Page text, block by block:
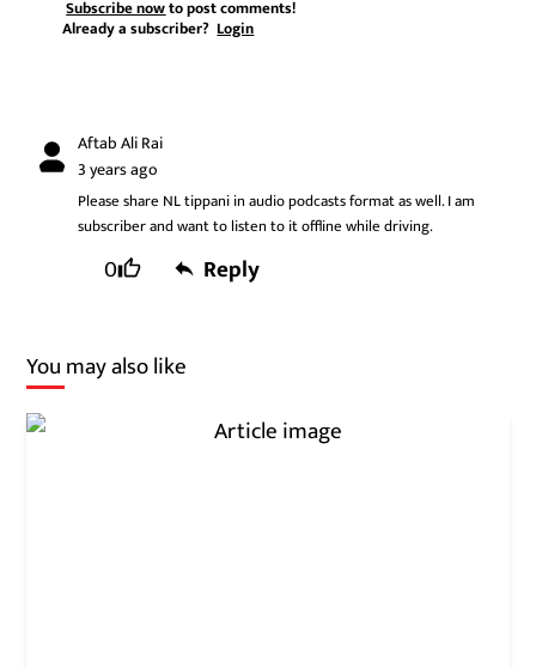
Subscribe nowto post comments!
Already a subscriber?Login
Aftab Ali Rai
3 years ago
Please share NL tippani in audio podcasts format as well. I am
subscriber and want to listen to it offline while driving.
0 Reply
You may also like